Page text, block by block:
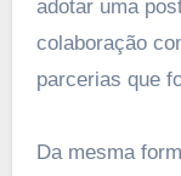
adotar uma
colaboração
parcerias que
Da mesma